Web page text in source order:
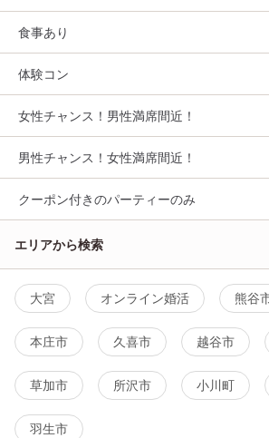
食事あり
体験コン
女性チャンス！男性満席間近！
男性チャンス！女性満席間近！
クーポン付きのパーティーのみ
エリアから検索
大宮 オンライン婚活 熊谷
本庄市 久喜市 越谷市
草加市 所沢市 小川町
羽生市